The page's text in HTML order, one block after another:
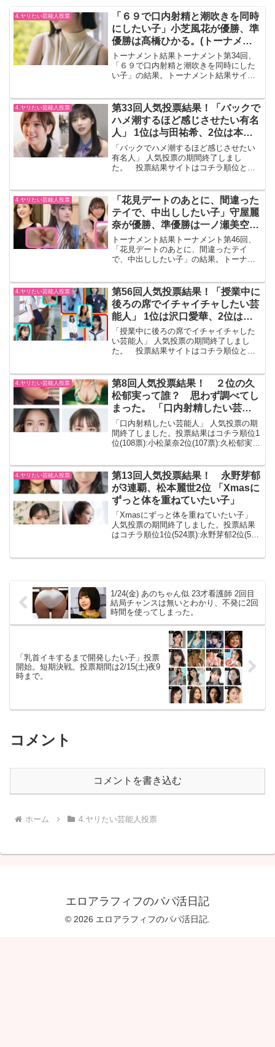
4.ヤリたい芸能人投票
「６９で口内射精と潮吹きを同時
にしたい子」小芝風花が優勝、準
優勝は髙橋ひかる。(トーナメン
ト第34回結果)
トーナメント結果トーナメント第34回、
「６９で口内射精と潮吹きを同時にした
い子」の結果。トーナメント結果サイト
いると思いますが、実は水着にもなって
いますし、胸が大きい・...
4.ヤリたい芸能人投票
第33回人気投票結果！「バックで
ハメ潮するほど感じさせたい有名
人」 1位は与田祐希、2位は本田
翼
「バックでハメ潮するほど感じさせたい
有名人」 人気投票の期間終了しまし
た。 投票結果サイトはコチラ順位と投
果穂5位(2905票):西...
4.ヤリたい芸能人投票
「花見デートのあとに、間違った
テイで、中出ししたい子」守屋麗
奈が優勝、準優勝は一ノ瀬美空。
(トーナメント第46回結果)
トーナメント結果トーナメント第46回、
「花見デートのあとに、間違ったテイ
で、中出ししたい子」の結果。トーナメ
わいいな。確かに中出ししたいな。 し
たい・・・準優勝は一ノ瀬...
4.ヤリたい芸能人投票
第56回人気投票結果！「授業中に
後ろの席でイチャイチャしたい芸
能人」 1位は沢口愛華、2位は守
屋麗奈、3位は西野七瀬
「授業中に後ろの席でイチャイチャした
い芸能人」 人気投票の期間終了しまし
た。 投票結果サイトはコチラ順位と投
(330pt):西野七瀬4位(317pt...
4.ヤリたい芸能人投票
第8回人気投票結果！ ２位の久
松郁実って誰？ 思わず調べてし
まった。 「口内射精したい芸能
人」
「口内射精したい芸能人」 人気投票の期
間終了しました。投票結果はコチラ順位1
位(108票):小松菜奈2位(107票):久松郁実3
票):...
4.ヤリたい芸能人投票
第13回人気投票結果！ 永野芽郁
が3連覇、松本麗世2位 「Xmasに
ずっと体を重ねていたい子」
「Xmasにずっと体を重ねていたい子」
人気投票の期間終了しました。投票結果
はコチラ順位1位(524票):永野芽郁2位(513
1/24(金) あのちゃん似 23才看護師 2回目
結局チャンスは無いとわかり、不発に2回
時間を使ってしまった。
「乳首イキするまで開発したい子」投票
開始。短期決戦。投票期間は2/15(土)夜9
時まで。
コメント
コメントを書き込む
ホーム 4.ヤリたい芸能人投票
エロアラフィフのパパ活日記
© 2026 エロアラフィフのパパ活日記.